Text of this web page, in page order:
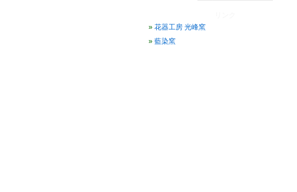
花器工房 光峰窯
藍染窯